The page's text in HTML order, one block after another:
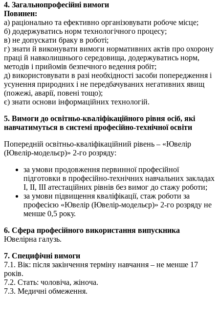
4. Загальнопрофесійні вимоги
Повинен:
а) раціонально та ефективно організовувати робоче місце;
б) додержуватись норм технологічного процесу;
в) не допускати браку в роботі;
г) знати й виконувати вимоги нормативних актів про охорону
праці й навколишнього середовища, додержуватись норм,
методів і прийомів безпечного ведення робіт;
д) використовувати в разі необхідності засоби попередження і
усунення природних і не передбачуваних негативних явищ
(пожежі, аварії, повені тощо);
є) знати основи інформаційних технологій.
5. Вимоги до освітньо-кваліфікаційного рівня осіб, які
навчатимуться в системі професійно-технічної освіти
Попередній освітньо-кваліфікаційний рівень – «Ювелір
(Ювелір-модельєр)» 2-го розряду:
за умови продовження первинної професійної
підготовки в професійно-технічних навчальних закладах
I, II, III атестаційних рівнів без вимог до стажу роботи;
за умови підвищення кваліфікації, стаж роботи за
професією «Ювелір (Ювелір-модельєр)» 2-го розряду не
менше 0,5 року.
6. Сфера професійного використання випускника
Ювелірна галузь.
7. Специфічні вимоги
7.1. Вік: після закінчення терміну навчання – не менше 17
років.
7.2. Стать: чоловіча, жіноча.
7.3. Медичні обмеження.